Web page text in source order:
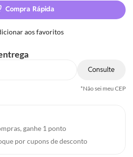
Compra Rápida
aos favoritos
Consulte
*Não sei meu CEP
ganhe 1 ponto
por cupons de desconto